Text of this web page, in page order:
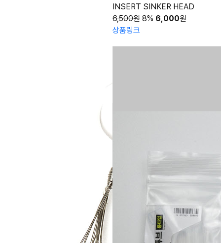
INSERT SINKER HEAD
6,500원 8% 6,000원
상품링크